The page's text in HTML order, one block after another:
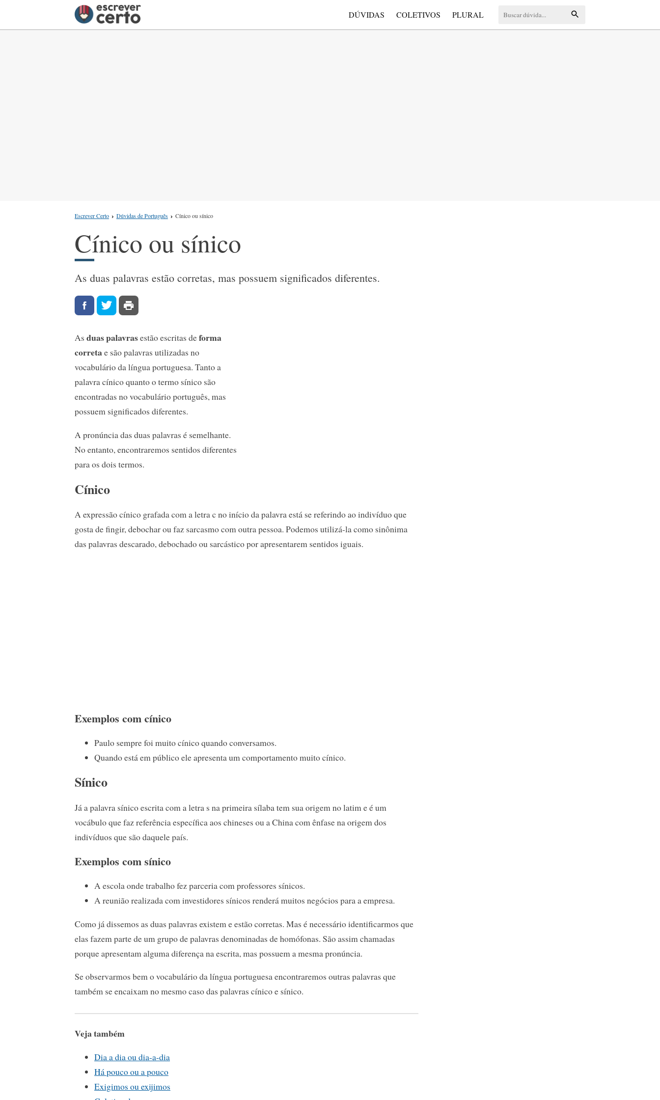
DÚVIDAS COLETIVOS PLURAL
Escrever Certo Dúvidas de Português Cínico ou sínico
Cínico ou sínico
As duas palavras estão corretas, mas possuem significados diferentes.
As duas palavrasestão escritas deforma
corretae são palavras utilizadas no
vocabulário da língua portuguesa. Tanto a
palavra cínico quanto o termo sínico são
encontradas no vocabulário português, mas
possuem significados diferentes.
A pronúncia das duas palavras é semelhante.
No entanto, encontraremos sentidos diferentes
para os dois termos.
Cínico
A expressão cínico grafada com a letra c no início da palavra está se referindo ao indivíduo que
gosta de fingir, debochar ou faz sarcasmo com outra pessoa. Podemos utilizá-la como sinônima
das palavras descarado, debochado ou sarcástico por apresentarem sentidos iguais.
Exemplos com cínico
Paulo sempre foi muito cínico quando conversamos.
Quando está em público ele apresenta um comportamento muito cínico.
Sínico
Já a palavra sínico escrita com a letra s na primeira sílaba tem sua origem no latim e é um
vocábulo que faz referência específica aos chineses ou a China com ênfase na origem dos
indivíduos que são daquele país.
Exemplos com sínico
A escola onde trabalho fez parceria com professores sínicos.
A reunião realizada com investidores sínicos renderá muitos negócios para a empresa.
Como já dissemos as duas palavras existem e estão corretas. Mas é necessário identificarmos que
elas fazem parte de um grupo de palavras denominadas de homófonas. São assim chamadas
porque apresentam alguma diferença na escrita, mas possuem a mesma pronúncia.
Se observarmos bem o vocabulário da língua portuguesa encontraremos outras palavras que
também se encaixam no mesmo caso das palavras cínico e sínico.
Veja também
Dia a dia ou dia-a-dia
Há pouco ou a pouco
Exigimos ou exijimos